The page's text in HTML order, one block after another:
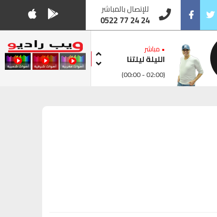
Facebook
للإتصال بالمباشر
0522 77 24 24
• مباشر
الليلة ليلتنا
(00:00 - 02:00)